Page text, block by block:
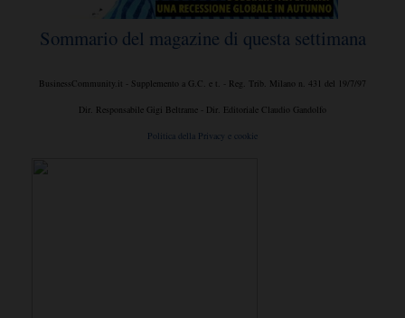
Sommario del magazine di questa settimana
BusinessCommunity.it - Supplemento a G.C. e t. - Reg. Trib. Milano n. 431 del 19/7/97
Dir. Responsabile Gigi Beltrame - Dir. Editoriale Claudio Gandolfo
Politica della Privacy e cookie